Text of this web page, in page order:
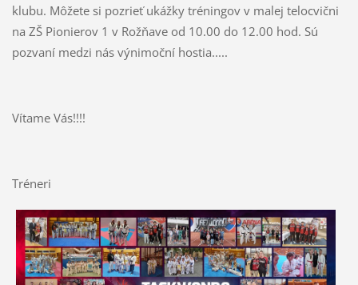
klubu. Môžete si pozrieť ukážky tréningov v malej telocvični
na ZŠ Pionierov 1 v Rožňave od 10.00 do 12.00 hod. Sú
pozvaní medzi nás výnimoční hostia.....
Vítame Vás!!!!
Tréneri